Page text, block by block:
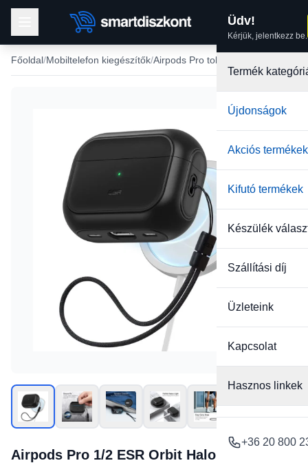
Üdv!
Kérjük, jelentkezz be.
Termék
Újdonságok
Akciós termékek
Kifutó termékek
Készülék
Szállítási díj
Üzleteink
Kapcsolat
Hasznos linkek
+36 20 800
Főoldal Mobiltelefon kiegészítők Airpods Pro tok
Airpods Pro 1/2 ESR Orbit Halolock